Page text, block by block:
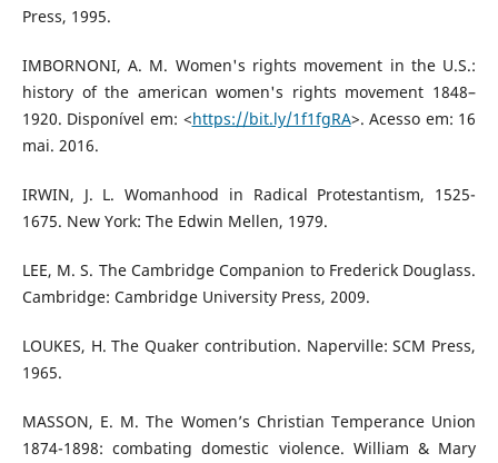
Press, 1995.
IMBORNONI, A. M. Women's rights movement in the U.S.:
history of the american women's rights movement 1848–
1920. Disponível em: <https://bit.ly/1f1fgRA>. Acesso em: 16
mai. 2016.
IRWIN, J. L. Womanhood in Radical Protestantism, 1525-
1675. New York: The Edwin Mellen, 1979.
LEE, M. S. The Cambridge Companion to Frederick Douglass.
Cambridge: Cambridge University Press, 2009.
LOUKES, H. The Quaker contribution. Naperville: SCM Press,
1965.
MASSON, E. M. The Women’s Christian Temperance Union
1874-1898: combating domestic violence. William & Mary